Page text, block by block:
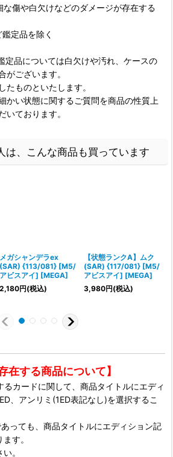
な傷や白欠けなどのダメージが存在する
定品を除く
定品については白欠けや汚れ、ケースの
がございます。
たものといたします。
かい状態に関するご質問を商品の性質上
いております。
は、こんな商品も買っています
メガシャンデラex
(SAR) {113/081} [M5/
アビスアイ] [MEGA]
2,180円(税込)
【状態ランクA】ムク
(SAR) {117/081} [M5/
アビスアイ] [MEGA]
3,980円(税込)
在する商品について】
カードに関して、商品タイトルにエディ
、アンリミ(1ED表記なし)を選択するこ
っても、商品タイトルにエディション記
す。
。